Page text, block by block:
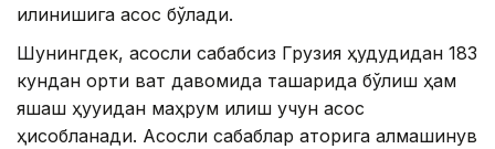
қилинишига асос бўлади.
Шунингдек, асосли сабабсиз Грузия ҳудудидан 183
кундан ортиқ вақт давомида ташқарида бўлиш ҳам
яшаш ҳуқуқидан маҳрум қилиш учун асос
ҳисобланади. Асосли сабаблар қаторига алмашинув